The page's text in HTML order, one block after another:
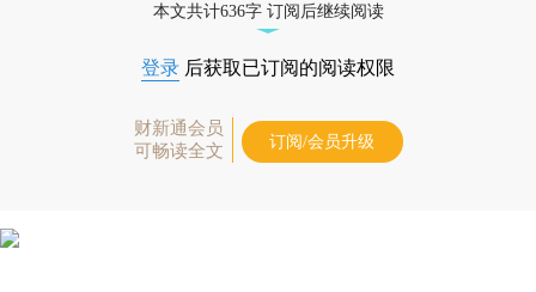
本文共计636字 订阅后继续阅读
登录 后获取已订阅的阅读权限
财新通会员
可畅读全文
订阅/会员升级